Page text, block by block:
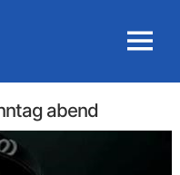
MENU
abend